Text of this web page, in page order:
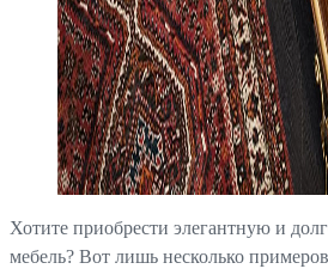
Хотите приобрести элегантную и
мебель? Вот лишь несколько